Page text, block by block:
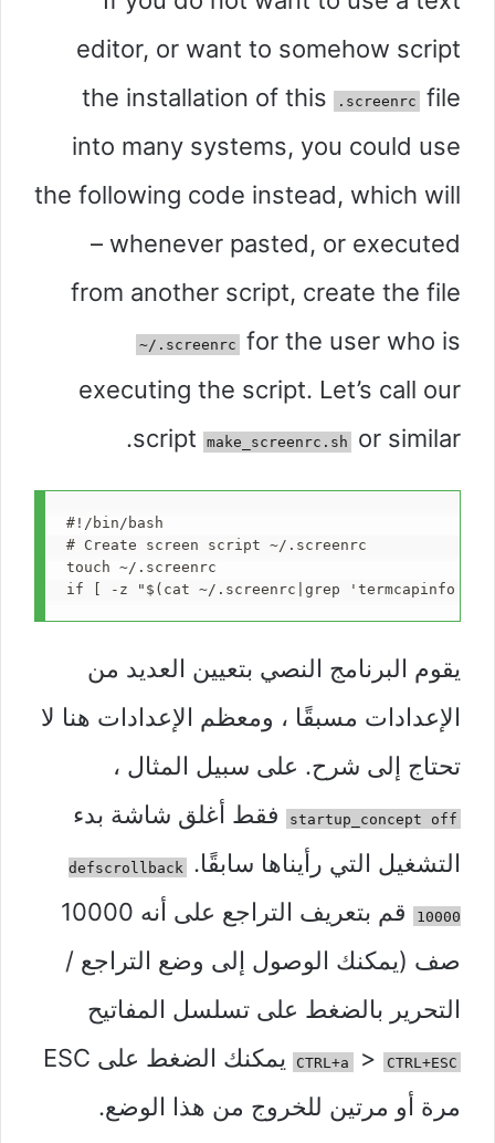
editor, or want to somehow script
the installation of this
.screenrc
file
into many systems, you could use
the following code instead, which will
– whenever pasted, or executed
from another script, create the file
~/.screenrc
for the user who is
executing the script. Let’s call our
script
make_screenrc.sh or similar.
#!/bin/bash
# Create screen script ~/.screenrc
touch ~/.screenrc
يقوم البرنامج النصي بتعيين العديد من
الإعدادات مسبقًا ، ومعظم الإعدادات هنا لا
تحتاج إلى شرح. على سبيل المثال ،
startup_concept off
فقط أغلق شاشة بدء
التشغيل التي رأيناها سابقًا.
defscrollback
10000
قم بتعريف التراجع على أنه 10000
صف (يمكنك الوصول إلى وضع التراجع /
التحرير بالضغط على تسلسل المفاتيح
CTRL+a > CTRL+ESC
يمكنك الضغط على ESC
مرة أو مرتين للخروج من هذا الوضع.